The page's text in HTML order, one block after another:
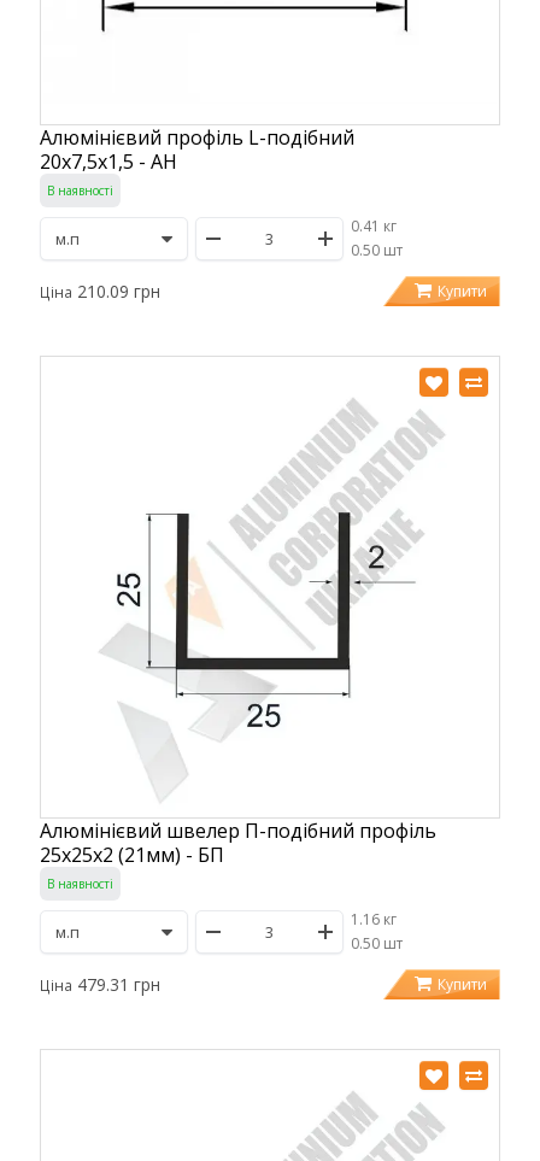
Алюмінієвий профіль L-подібний
20х7,5х1,5 - АН
В наявності
0.41 кг
/0.50 шт
Ціна 210.09 грн Купити
Алюмінієвий швелер П-подібний профіль
25х25х2 (21мм) - БП
В наявності
1.16 кг
/0.50 шт
Ціна 479.31 грн Купити